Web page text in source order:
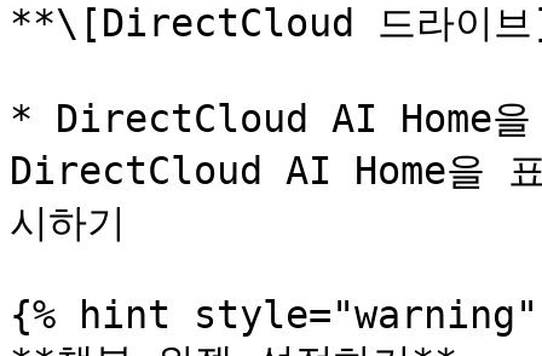
**\[DirectCloud 드라이
* DirectCloud AI Home을
DirectCloud AI Home을
시하기
{% hint style="warning"